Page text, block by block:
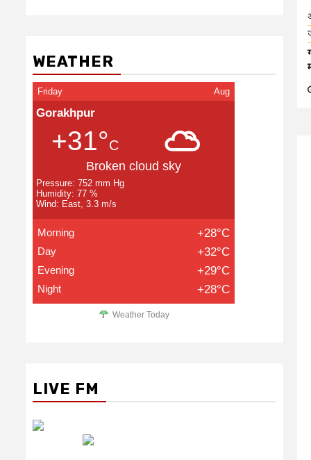
WEATHER
Friday Aug
Gorakhpur
+31°C
Broken cloud sky
Pressure: 752 mm Hg
Humidity: 77 %
Wind: East, 3.3 m/s
Morning +28°C
Day +32°C
Evening +29°C
Night +28°C
Weather Today
LIVE FM